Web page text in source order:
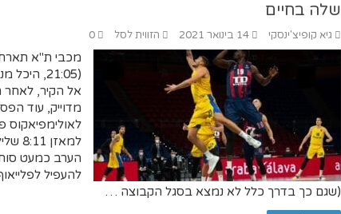
שלה בחיים
גיא קופיצ'ינסקי 14 בינואר 2021 הזווית לסל 0
מכבי ת"א
(21:05,
אל הקיר, לאחר
מדוייק, עוד
הערב כמעט
להעפיל
(שגם כך בדרך כלל לא נמצא בסגל הקבוצה …